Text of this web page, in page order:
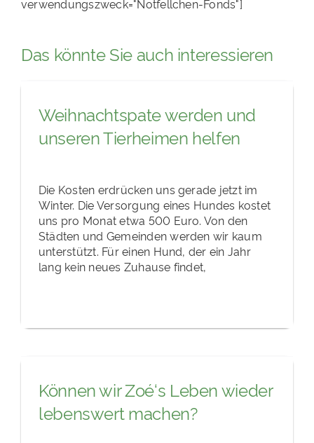
verwendungszweck="Notfellchen-Fonds"]
Das könnte Sie auch interessieren
Weihnachtspate werden und
unseren Tierheimen helfen
Die Kosten erdrücken uns gerade jetzt im
Winter. Die Versorgung eines Hundes kostet
uns pro Monat etwa 500 Euro. Von den
Städten und Gemeinden werden wir kaum
unterstützt. Für einen Hund, der ein Jahr
lang kein neues Zuhause findet,
Können wir Zoé‘s Leben wieder
lebenswert machen?